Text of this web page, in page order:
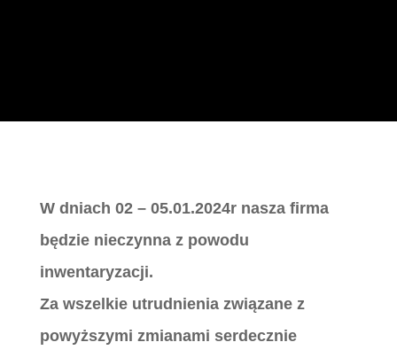
W dniach 02 – 05.01.2024r nasza firma
będzie nieczynna z powodu
inwentaryzacji.
Za wszelkie utrudnienia związane z
powyższymi zmianami serdecznie